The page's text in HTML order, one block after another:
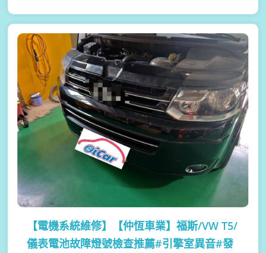
【電機系統維修】
【仲恆車業】福斯/VW T5/
儀表電池故障燈號檢查推薦#引擎室異音#發